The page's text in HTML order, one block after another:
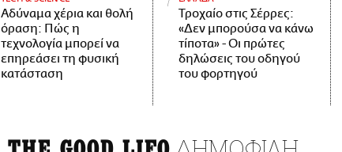
Αδύναμα χέρια και θολή
όραση: Πώς η
τεχνολογία μπορεί να
επηρεάσει τη φυσική
κατάσταση
Τροχαίο στις Σέρρες:
«Δεν μπορούσα να κάνω
τίποτα» - Οι πρώτες
δηλώσεις του οδηγού
του φορτηγού